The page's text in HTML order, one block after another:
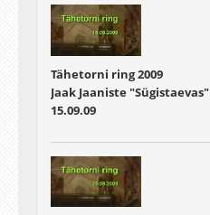
Tähetorni ring 2009
Jaak Jaaniste "Sügistaevas"
15.09.09